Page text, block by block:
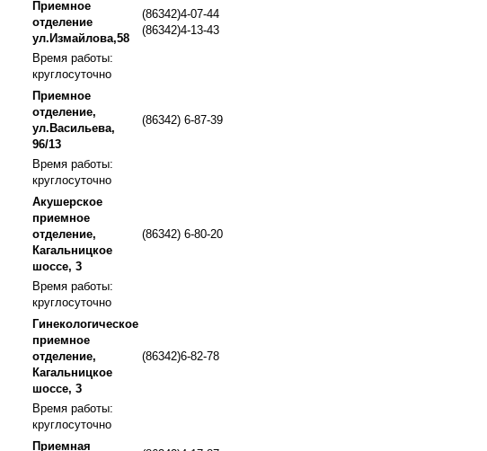
Приемное
отделение
ул.Измайлова,58
(86342)4-07-44
(86342)4-13-43
Время работы:
круглосуточно
Приемное
отделение,
ул.Васильева,
96/13
(86342) 6-87-39
Время работы:
круглосуточно
Акушерское
приемное
отделение,
Кагальницкое
шоссе, 3
(86342) 6-80-20
Время работы:
круглосуточно
Гинекологическое
приемное
отделение,
Кагальницкое
шоссе, 3
(86342)6-82-78
Время работы:
круглосуточно
Приемная